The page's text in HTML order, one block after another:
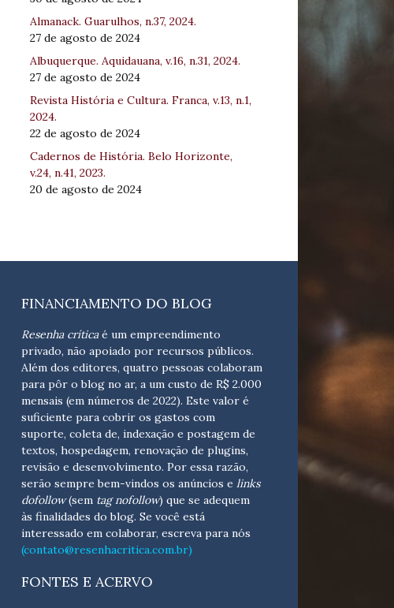
Almanack. Guarulhos, n.37, 2024.
27 de agosto de 2024
Albuquerque. Aquidauana, v.16, n.31, 2024.
27 de agosto de 2024
Revista História e Cultura. Franca, v.13, n.1,
2024.
22 de agosto de 2024
Cadernos de História. Belo Horizonte,
v.24, n.41, 2023.
20 de agosto de 2024
FINANCIAMENTO DO BLOG
Resenha críticaé um empreendimento
privado, não apoiado por recursos públicos.
Além dos editores, quatro pessoas colaboram
para pôr o blog no ar, a um custo de R$ 2.000
mensais (em números de 2022). Este valor é
suficiente para cobrir os gastos com
suporte, coleta de, indexação e postagem de
textos, hospedagem, renovação de plugins,
revisão e desenvolvimento. Por essa razão,
serão sempre bem-vindos os anúncios e links
dofollow(sem tag nofollow) que se adequem
às finalidades do blog. Se você está
interessado em colaborar, escreva para nós
(contato@resenhacritica.com.br)
FONTES E ACERVO